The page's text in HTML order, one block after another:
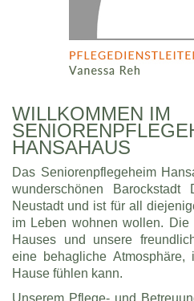
WILLKOMMEN IM
HANSAHAUS
Das Seniorenpflegeheim
wunderschönen
Neustadt und ist für all
im Leben wohnen wollen. Die
Hauses und unsere
eine behagliche
Hause fühlen kann.
Unserem Pflege- und